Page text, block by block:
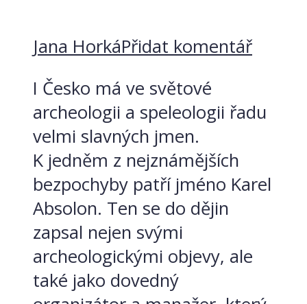
Jana HorkáPřidat komentář
I Česko má ve světové
archeologii a speleologii řadu
velmi slavných jmen.
K jedněm z nejznámějších
bezpochyby patří jméno Karel
Absolon. Ten se do dějin
zapsal nejen svými
archeologickými objevy, ale
také jako dovedný